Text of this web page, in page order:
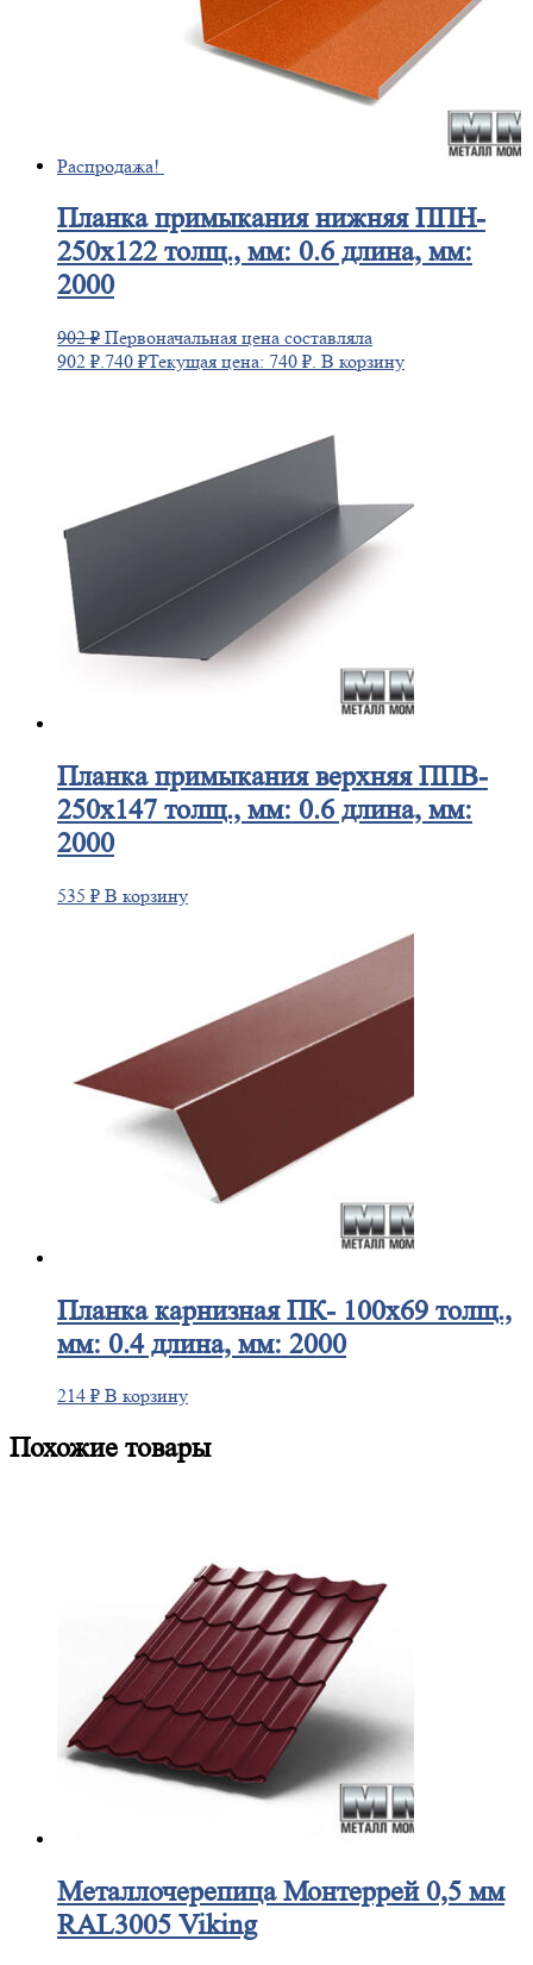
Распродажа!
Планкапримыкания нижняя ППН-
250х122 толщ., мм: 0.6 длина, мм:
2000
902₽ Первоначальная цена составляла
902 ₽. 740 ₽Текущая цена: 740 ₽. В корзину
Планкапримыкания верхняя ППВ-
250х147 толщ., мм: 0.6 длина, мм:
2000
535 ₽ В корзину
Планкакарнизная ПК- 100х69 толщ.,
мм: 0.4 длина, мм: 2000
214 ₽ В корзину
Похожие товары
МеталлочерепицаМонтеррей 0,5 мм
RAL3005 Viking